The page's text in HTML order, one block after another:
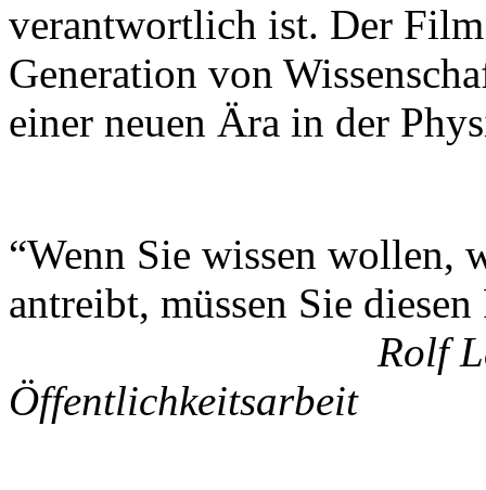
verantwortlich ist. Der
Generation von
einer neuen Ära in der
“Wenn Sie wissen wollen,
antreibt, müssen Sie
Rolf
Öffentlichkeitsarbeit